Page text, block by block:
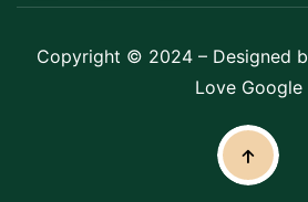
Copyright © 2024 – Designed
Love Google